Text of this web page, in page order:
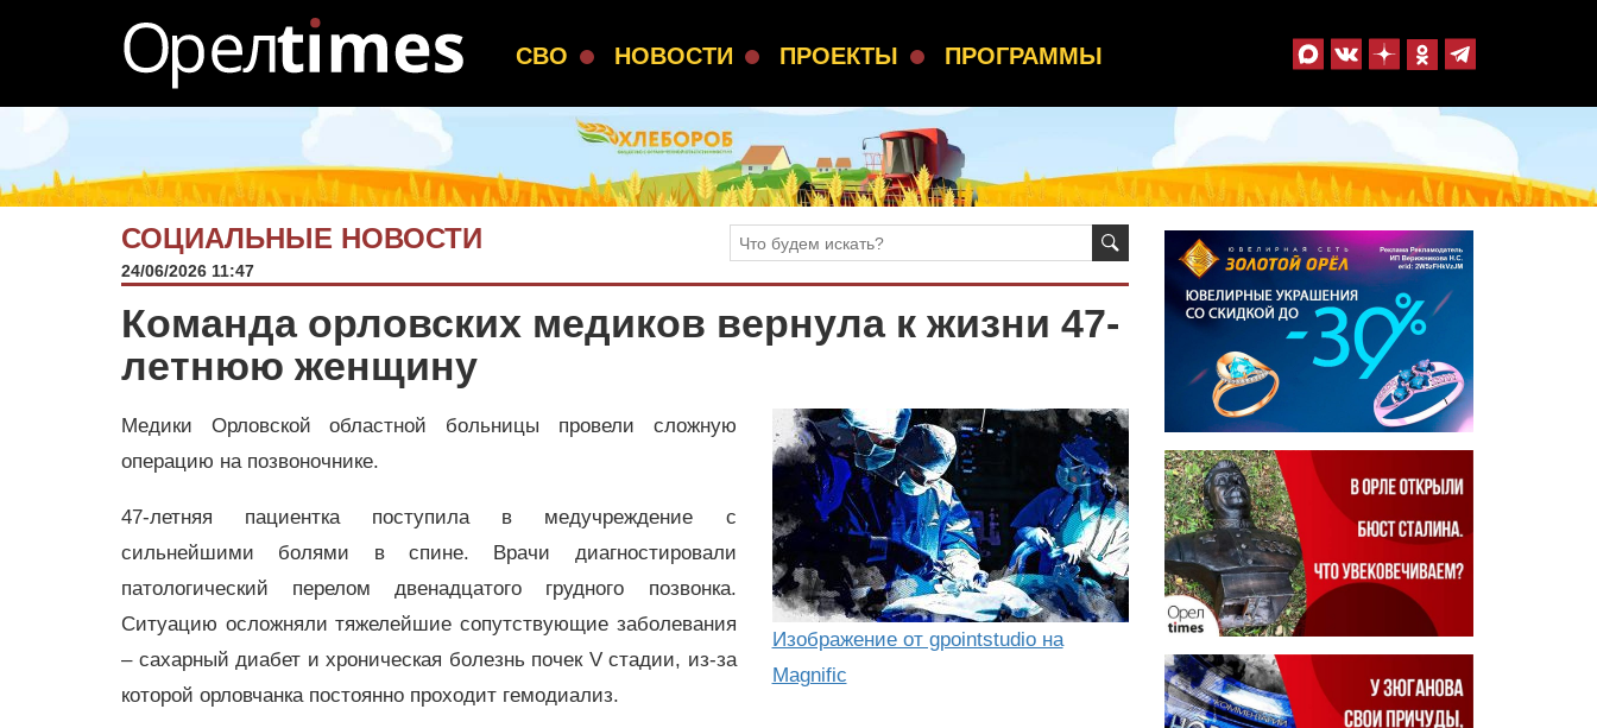
СВО НОВОСТИ ПРОЕКТЫ ПРОГРАММЫ
СОЦИАЛЬНЫЕ НОВОСТИ
24/06/2026 11:47
Команда орловских медиков вернула к жизни 47-
летнюю женщину
Изображение от gpointstudio на
Magnific
Медики Орловской областной больницы провели сложную
операцию на позвоночнике.
47-летняя пациентка поступила в медучреждение с
сильнейшими болями в спине. Врачи диагностировали
патологический перелом двенадцатого грудного позвонка.
Ситуацию осложняли тяжелейшие сопутствующие заболевания
– сахарный диабет и хроническая болезнь почек V стадии, из-за
которой орловчанка постоянно проходит гемодиализ.